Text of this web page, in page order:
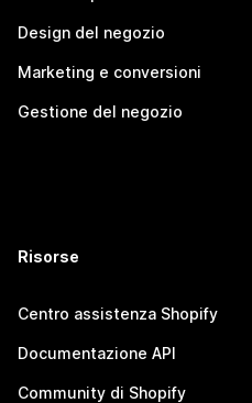
Design del negozio
Marketing e conversioni
Gestione del negozio
Risorse
Centro assistenza Shopify
Documentazione API
Community di Shopify